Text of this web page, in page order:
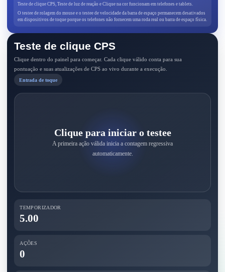
Teste de clique CPS, Teste de luz de reação e Clique na cor funcionam em telefones e tablets.
O testee de rolagem do mouse e o testee de velocidade da barra de espaço permanecem desativados
em dispositivos de toque porque os telefones não fornecem uma roda real ou barra de espaço física.
Teste de clique CPS
Clique dentro do painel para começar. Cada clique válido conta para sua
pontuação e suas atualizações de CPS ao vivo durante a execução.
Entrada de toque
Clique para iniciar o testee
A primeira ação válida inicia a contagem regressiva
automaticamente.
TEMPORIZADOR
5.00
AÇÕES
0